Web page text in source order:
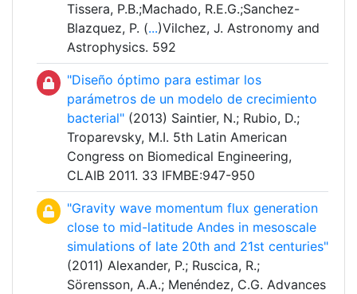
Tissera, P.B.;Machado, R.E.G.;Sanchez-
Blazquez, P. (...)Vilchez, J. Astronomy and
Astrophysics. 592
"Diseño óptimo para estimar los
parámetros de un modelo de crecimiento
bacterial" (2013) Saintier, N.; Rubio, D.;
Troparevsky, M.I. 5th Latin American
Congress on Biomedical Engineering,
CLAIB 2011. 33 IFMBE:947-950
"Gravity wave momentum flux generation
close to mid-latitude Andes in mesoscale
simulations of late 20th and 21st centuries"
(2011) Alexander, P.; Ruscica, R.;
Sörensson, A.A.; Menéndez, C.G. Advances